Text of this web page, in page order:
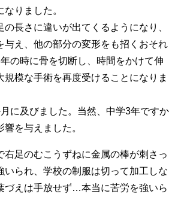
りました。
長さに違いが出てくるようになり、
与え、他の部分の変形をも招くおそれ
の時に骨を切断し、時間をかけて伸
規模な手術を再度受けることになりま
に及びました。当然、中学3年ですか
を与えました。
右足のむこうずねに金属の棒が刺さっ
いられ、学校の制服は切って加工しな
づえは手放せず…本当に苦労を強いら